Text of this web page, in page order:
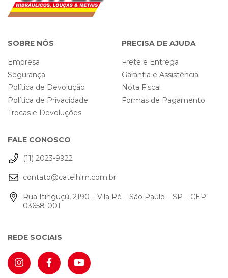
SOBRE NÓS
Empresa
Segurança
Política de Devolução
Política de Privacidade
Trocas e Devoluções
PRECISA DE AJUDA
Frete e Entrega
Garantia e Assistência
Nota Fiscal
Formas de Pagamento
FALE CONOSCO
(11) 2023-9922
contato@catelhlm.com.br
Rua Itinguçú, 2190 – Vila Ré – São Paulo – SP – CEP:
03658-001
REDE SOCIAIS